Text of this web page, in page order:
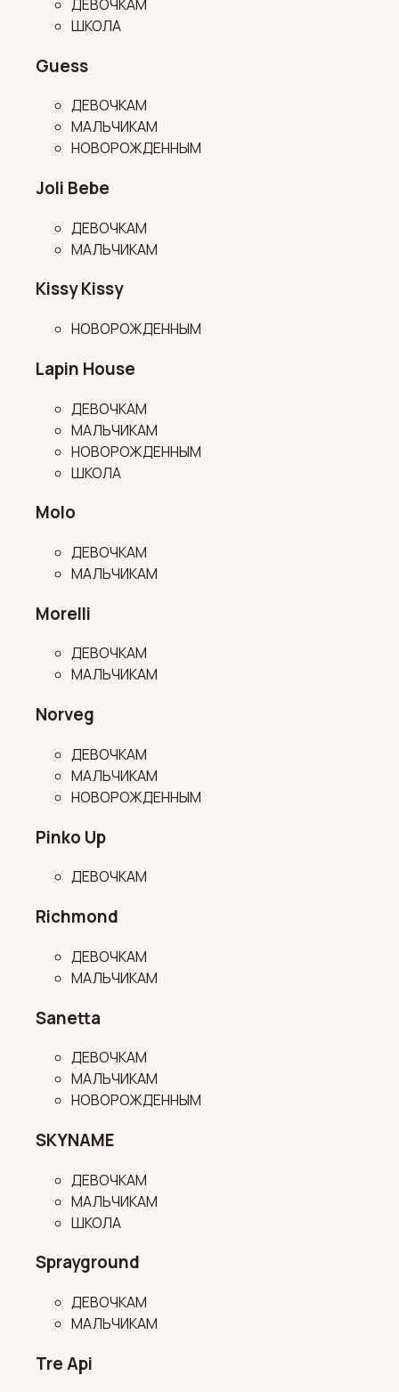
ДЕВОЧКАМ
ШКОЛА
Guess
ДЕВОЧКАМ
МАЛЬЧИКАМ
НОВОРОЖДЕННЫМ
Joli Bebe
ДЕВОЧКАМ
МАЛЬЧИКАМ
Kissy Kissy
НОВОРОЖДЕННЫМ
Lapin House
ДЕВОЧКАМ
МАЛЬЧИКАМ
НОВОРОЖДЕННЫМ
ШКОЛА
Molo
ДЕВОЧКАМ
МАЛЬЧИКАМ
Morelli
ДЕВОЧКАМ
МАЛЬЧИКАМ
Norveg
ДЕВОЧКАМ
МАЛЬЧИКАМ
НОВОРОЖДЕННЫМ
Pinko Up
ДЕВОЧКАМ
Richmond
ДЕВОЧКАМ
МАЛЬЧИКАМ
Sanetta
ДЕВОЧКАМ
МАЛЬЧИКАМ
НОВОРОЖДЕННЫМ
SKYNAME
ДЕВОЧКАМ
МАЛЬЧИКАМ
ШКОЛА
Sprayground
ДЕВОЧКАМ
МАЛЬЧИКАМ
Tre Api